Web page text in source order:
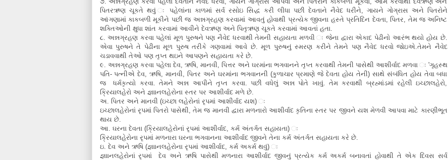
પિતરઋણ ચૂકતે થવું ઃ પહેલાંના કાળમાં સર્વ રસોઇ સિદ્ધ કરી લીધા પછી દેવતાને નૈવેદ ધરીને, ગાયને ગોગ્રાસ અને પિતરોને
આંગણામાં કાકબળી મૂકીને પછી જ અન્નગ્રહણ કરવામાં આવતું હોવાથી પ્રત્યેક જીવના હસ્તે પ્રતિદિન દેવતા, પિતર, તેમ જ અનિષ્ટ
શક્તિઓની ક્ષુધા શાંત કરવામાં આવીને દેવઋણ અને પિતૃઋણ ચૂકતે કરવામાં આવતાં હતા.
૮. અન્નગ્રહણ કરવા પહેલાં મૂળ પુરુષને પણ નૈવેદ ધરવાથી તેમની સહાયતા મળવી ઃ જેના દ્વારા એકાદ પેઢીનો આરંભ થયો હોય છે.
એવા પુરુષને તે પેઢીના મૂળ પુરુષ તરીકે ગણવામાં આવે છે. મૂળ પુરુષનું સ્મરણ કરીને તેમને પણ નૈવેદ ધરવો જોઇએ.તેમને નૈવેદ
ચડાવવાથી તેઓ પણ તૃપ્ત થઇને આપણને સહાયતા કરે છે.
૯. અન્નગ્રહણ કરવા પહેલા દેવ, ઋષિ, માનવી, પિત્તર અને ઘરમાંના ભગવાનને તૃપ્ત કરવાથી તેમની પાસેથી આશીર્વાદ મળવા ઃ 'ગૃહસ્થ
પતિ- પત્નીએ દેવ, ઋષિ, માનવી, પિતર અને ઘરમાંના ભગવાનની (કુળાચાર પ્રમાણે જે દેવતા હોય તેની) સાથે સંબંધિત હોય તેવા બધા
જ ધર્મકૃત્યો કરવા. તેમને અન્ન આપીને તૃપ્ત કરવા. પછી વધેલું અન્ન પોતે ખાવું. તેમ કરવાથી બ્રહ્માંડમાં રહેલી ઇચ્છાલહેરો,
ક્રિયાલહેરો અને જ્ઞાાનલહેરોના સ્તર પર આશીર્વાદ મળે છે.
અ. પિતર અને માનવી (ઇચ્છા લહેરોનાં રૃપમાં આશીર્વાદ યશ) ઃ
ઇચ્છાલહેરોનાં રૃપમાં પિતરો પાસેથી, તેમ જ માનવી દ્વારા મળનારો આશીર્વાદ કૃતિના સ્તર પર જીવને યશ મેળવી આપવા માટે કારણીભૂત
થાય છે.
આ. ઘરના દેવતા (ક્રિયાલહેરોનાં રૃપમાં આશીર્વાદ, કર્મ અંતર્ગત સહાયતા) ઃ
ક્રિયાલહેરોના રૃપમાં મળનારા ઘરના ભગવાનના આશીર્વાદ જીવને તેના કર્મ અંતર્ગત સહાયતા કરે છે.
ઇ. દેવ અને ઋષિ (જ્ઞાાનલહેરોના રૃપમાં આશીર્વાદ, કર્મ અકર્મ થવું) ઃ
જ્ઞાાનલહેરોનાં રૃપમાં દેવ અને ઋષિ પાસેથી મળનારા આશીર્વાદ જીવનું પ્રત્યેક કર્મ અકર્મ બનાવતાં હોવાથી તે એક દિવસ સર્વ